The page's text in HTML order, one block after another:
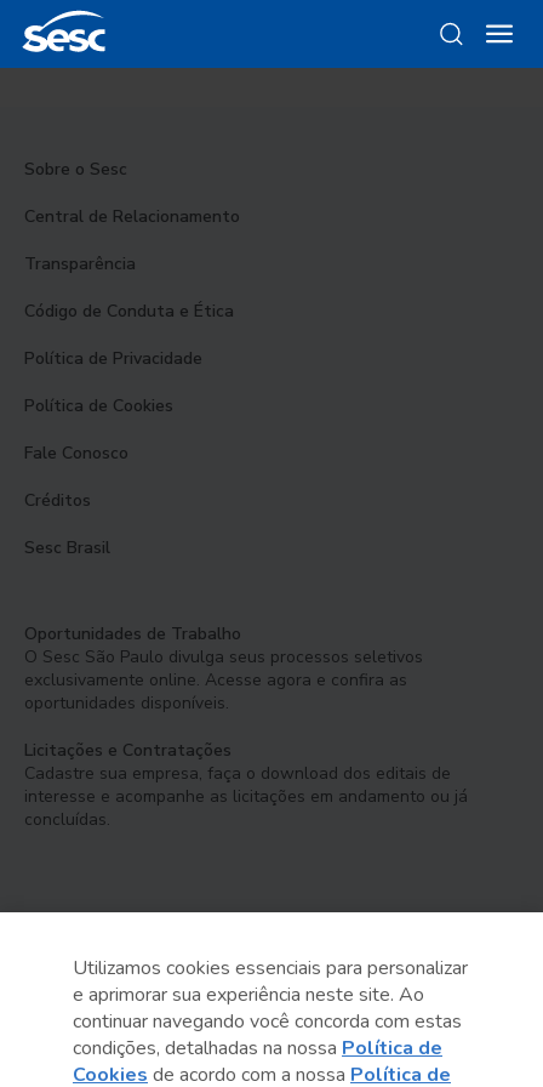
Sobre o Sesc
Central de Relacionamento
Transparência
Código de Conduta e Ética
Política de Privacidade
Política de Cookies
Fale Conosco
Créditos
Sesc Brasil
Oportunidades de Trabalho
O Sesc São Paulo divulga seus processos seletivos
exclusivamente online. Acesse agora e confira as
oportunidades disponíveis.
Licitações e Contratações
Cadastre sua empresa, faça o download dos editais de
interesse e acompanhe as licitações em andamento ou já
concluídas.
Serviço Social do Comércio
Administração Regional no Estado de São Paulo
Utilizamos cookies essenciais para personalizar
e aprimorar sua experiência neste site. Ao
continuar navegando você concorda com estas
condições, detalhadas na nossa Política de
Cookies de acordo com a nossa Política de